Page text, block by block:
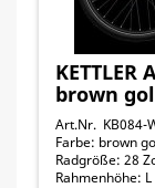
KETTLER
brown
Art.Nr. KB084-
Farbe: brown
Radgröße: 28
Rahmenhöhe: L